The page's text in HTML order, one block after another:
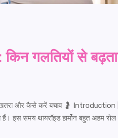
गलतियों से
और कैसे करें बचाव 🤰 Introduction
इस समय थायरॉइड हार्मोन बहुत अहम रोल